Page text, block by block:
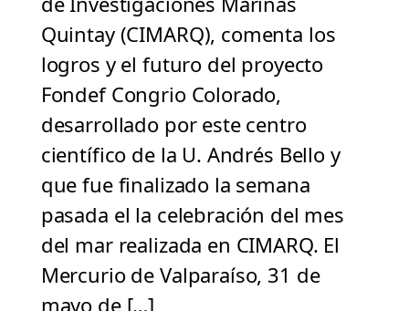
Quintay (CIMARQ), comenta los
logros y el futuro del proyecto
Fondef Congrio Colorado,
desarrollado por este centro
científico de la U. Andrés Bello y
que fue finalizado la semana
pasada el la celebración del mes
del mar realizada en CIMARQ. El
Mercurio de Valparaíso, 31 de
mayo de […]